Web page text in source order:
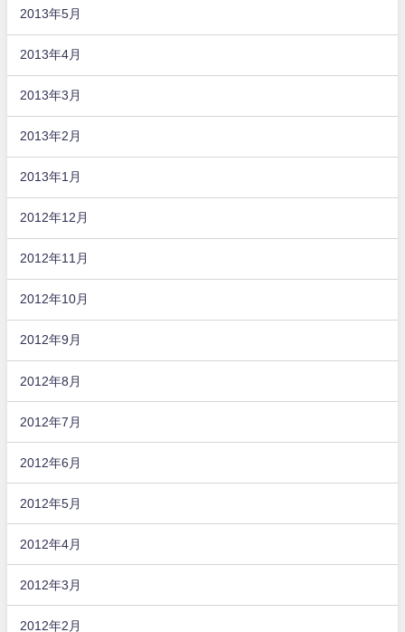
2013年5月
2013年4月
2013年3月
2013年2月
2013年1月
2012年12月
2012年11月
2012年10月
2012年9月
2012年8月
2012年7月
2012年6月
2012年5月
2012年4月
2012年3月
2012年2月